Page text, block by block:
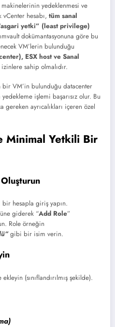
makinelerinin yedeklenmesi ve
hesabı, tüm sanal
yetki” (least privilege)
dokümantasyonuna göre bu
VM’lerin bulunduğu
ESX host ve Sanal
sahip olmalıdır.
bir VM’in bulunduğu datacenter
işlemi başarısız olur. Bu
gereken ayrıcalıkları içeren özel
Minimal Yetkili Bir
bir hesapla giriş yapın.
giderek “Add Role”
Role örneğin
gibi bir isim verin.
(sınıflandırılmış şekilde).